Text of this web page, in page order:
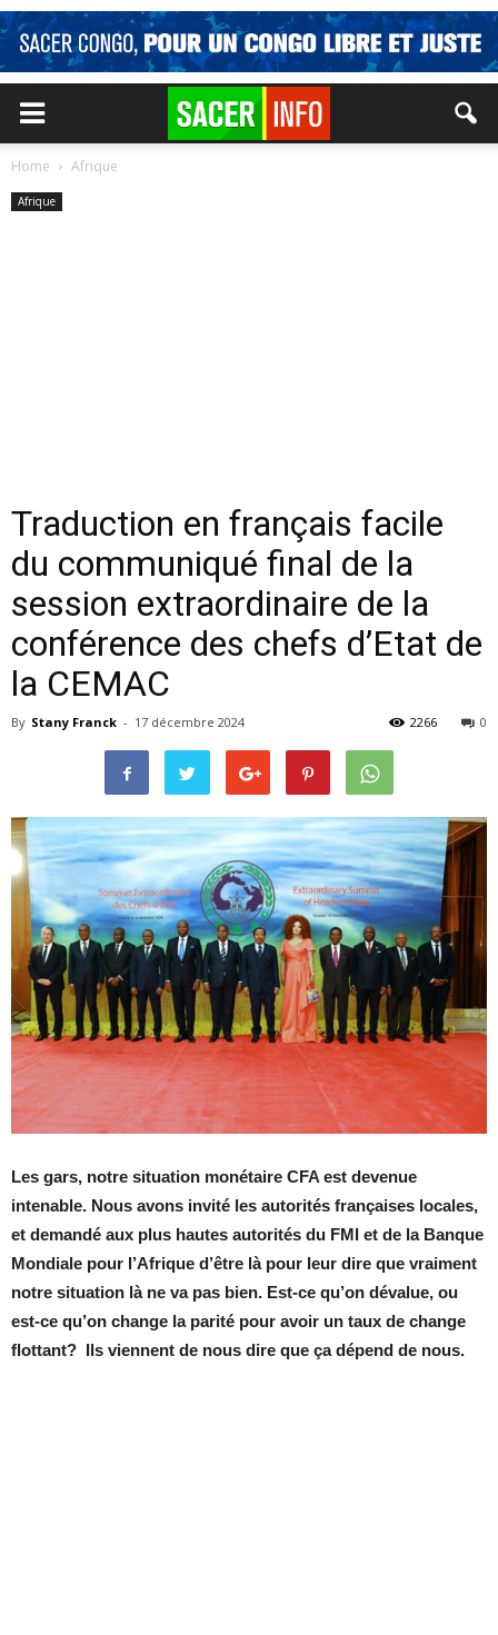
Home Afrique
Afrique
Traduction en français facile
du communiqué final de la
session extraordinaire de la
conférence des chefs d’Etat de
la CEMAC
By Stany Franck - 17 décembre 2024 0
2266
Les gars, notre situation monétaire CFA est devenue
intenable. Nous avons invité les autorités françaises locales,
et demandé aux plus hautes autorités du FMI et de la Banque
Mondiale pour l’Afrique d’être là pour leur dire que vraiment
notre situation là ne va pas bien. Est-ce qu’on dévalue, ou
est-ce qu’on change la parité pour avoir un taux de change
flottant? Ils viennent de nous dire que ça dépend de nous.